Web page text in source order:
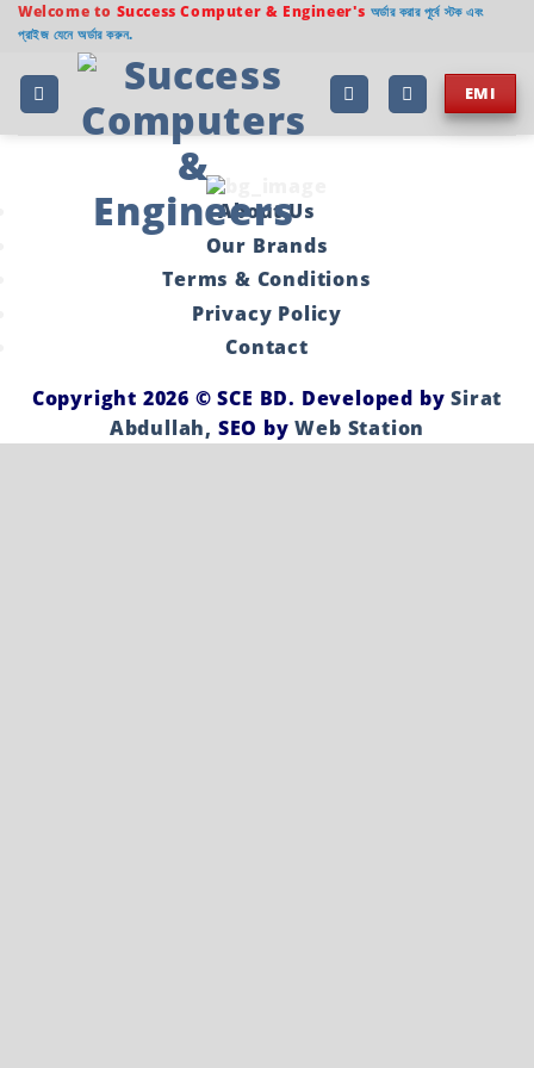
Welcome to Success Computer & Engineer's অর্ডার করার পূর্বে স্টক এবং
প্রাইজ যেনে অর্ডার করুন.
EMI
About Us
Our Brands
Terms & Conditions
Privacy Policy
Contact
Copyright 2026 ©SCE BD. Developed bySirat
Abdullah, SEO byWeb Station